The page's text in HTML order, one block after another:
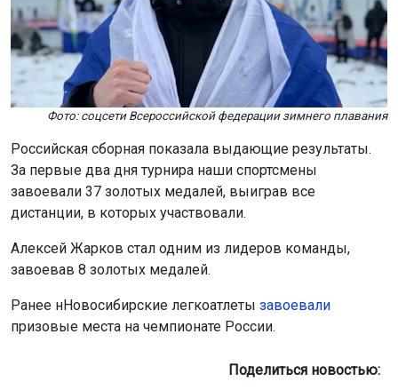
Фото: соцсети Всероссийской федерации зимнего плавания
Российская сборная показала выдающие результаты.
За первые два дня турнира наши спортсмены
завоевали 37 золотых медалей, выиграв все
дистанции, в которых участвовали.
Алексей Жарков стал одним из лидеров команды,
завоевав 8 золотых медалей.
Ранее нНовосибирские легкоатлеты завоевали
призовые места на чемпионате России.
Поделиться новостью: